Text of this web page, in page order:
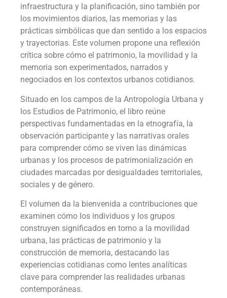
infraestructura y la planificación, sino también por
los movimientos diarios, las memorias y las
prácticas simbólicas que dan sentido a los espacios
y trayectorias. Este volumen propone una reflexión
crítica sobre cómo el patrimonio, la movilidad y la
memoria son experimentados, narrados y
negociados en los contextos urbanos cotidianos.
Situado en los campos de la Antropología Urbana y
los Estudios de Patrimonio, el libro reúne
perspectivas fundamentadas en la etnografía, la
observación participante y las narrativas orales
para comprender cómo se viven las dinámicas
urbanas y los procesos de patrimonialización en
ciudades marcadas por desigualdades territoriales,
sociales y de género.
El volumen da la bienvenida a contribuciones que
examinen cómo los individuos y los grupos
construyen significados en torno a la movilidad
urbana, las prácticas de patrimonio y la
construcción de memoria, destacando las
experiencias cotidianas como lentes analíticas
clave para comprender las realidades urbanas
contemporáneas.